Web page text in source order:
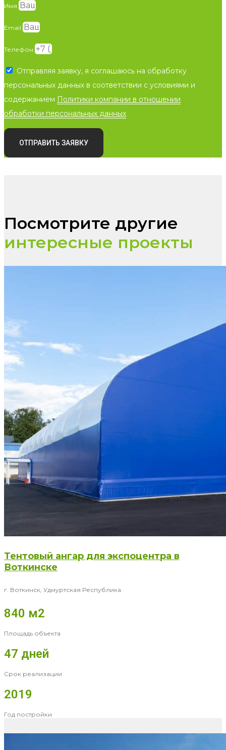
Имя
Email
Телефон
Отправляя заявку, я соглашаюсь на обработку
персональных данных в соответствии с условиями и
содержанием Политики компании в отношении
обработки персональных данных
ОТПРАВИТЬ ЗАЯВКУ
Посмотрите другие
интересные проекты
Тентовый ангар для экспоцентра в
Воткинске
г. Воткинск, Удмуртская Республика
840 м2
Площадь объекта
47 дней
Срок реализации
2019
Год постройки